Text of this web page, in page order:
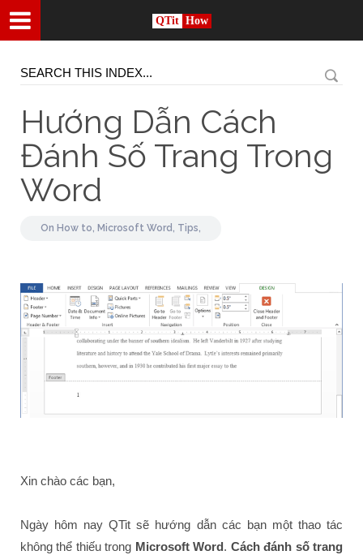
QTit How
Hướng Dẫn Cách
Đánh Số Trang Trong
Word
On How to, Microsoft Word, Tips,
Xin chào các bạn,
Ngày hôm nay QTit sẽ hướng dẫn các bạn một thao tác
không thể thiếu trong Microsoft Word. Cách đánh số trang